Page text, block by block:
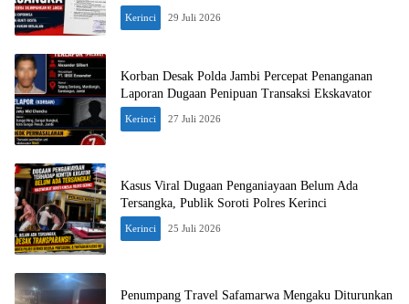
Kerinci 29 Juli 2026
Korban Desak Polda Jambi Percepat Penanganan
Laporan Dugaan Penipuan Transaksi Ekskavator
Kerinci 27 Juli 2026
Kasus Viral Dugaan Penganiayaan Belum Ada
Tersangka, Publik Soroti Polres Kerinci
Kerinci 25 Juli 2026
Penumpang Travel Safamarwa Mengaku Diturunkan